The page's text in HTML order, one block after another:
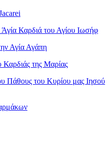
Καρδιά του Αγίου Ιωσήφ
Αγία Αγάπη
της Μαρίας
Πάθους του Κυρίου μας Ιησού